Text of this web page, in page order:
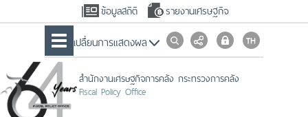
ข้อมูลสถิติ รายงานเศรษฐกิจ
เปลื่ยนการแสดงผล
สำนักงานเศรษฐกิจการคลัง กระทรวงการคลัง
Fiscal Policy Office